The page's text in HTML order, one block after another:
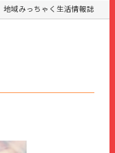
地域みっちゃく生活情報誌